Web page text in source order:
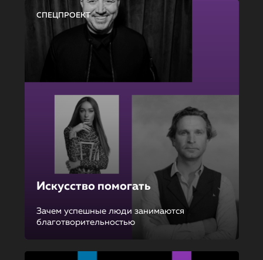
СПЕЦПРОЕКТ
Искусство помогать
Зачем успешные люди занимаются
благотворительностью